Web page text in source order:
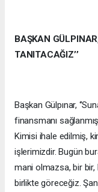
BAŞKAN
TANITACAĞIZ’’
Başkan Gülpınar,
finansmanı
Kimisi ihale edilmiş,
işlerimizdir. Bugün
mani olmazsa, bir bir,
birlikte göreceğiz.